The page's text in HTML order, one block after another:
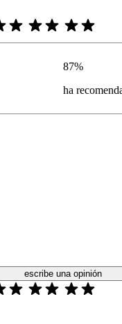
87%
ha
escribe una opinión